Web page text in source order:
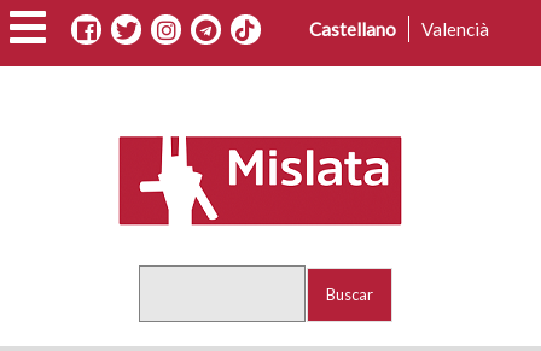
Pasar
al
contenido
Castellano Valencià